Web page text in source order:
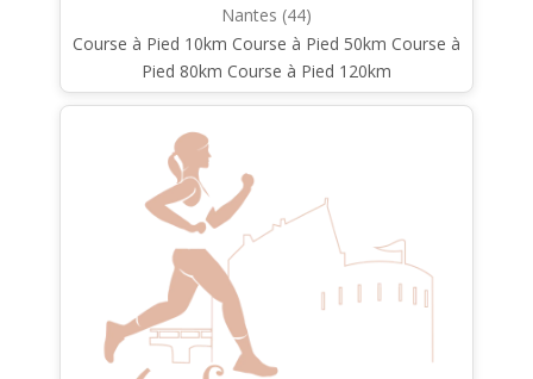
Nantes (44)
Course à Pied 10km Course à Pied 50km Course à
Pied 80km Course à Pied 120km